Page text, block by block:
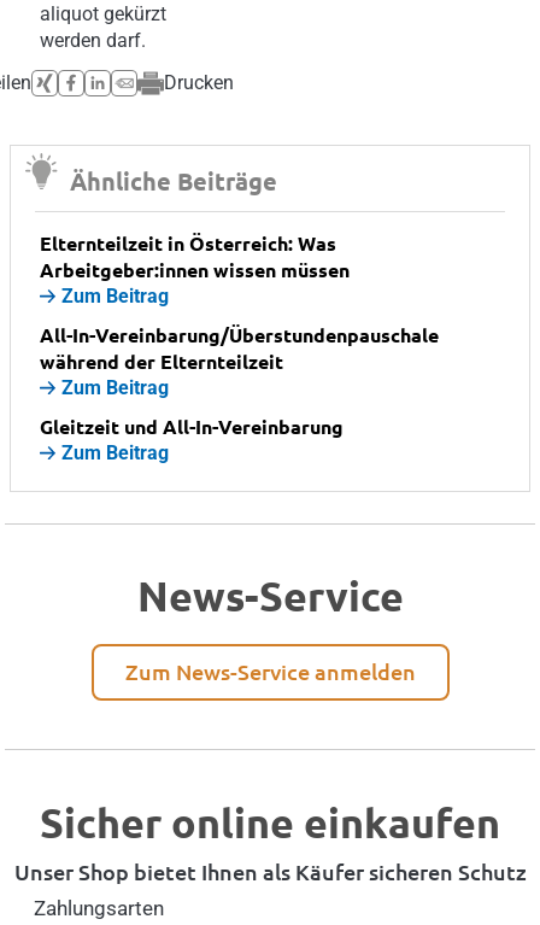
aliquot gekürzt
werden darf.
Drucken
Ähnliche Beiträge
Elternteilzeit in Österreich: Was
Arbeitgeber:innen wissen müssen
Zum Beitrag
All-In-Vereinbarung/Überstundenpauschale
während der Elternteilzeit
Zum Beitrag
Gleitzeit und All-In-Vereinbarung
Zum Beitrag
News-Service
Zum News-Service anmelden
Sicher online einkaufen
Unser Shop bietet Ihnen als Käufer sicheren Schutz
Zahlungsarten